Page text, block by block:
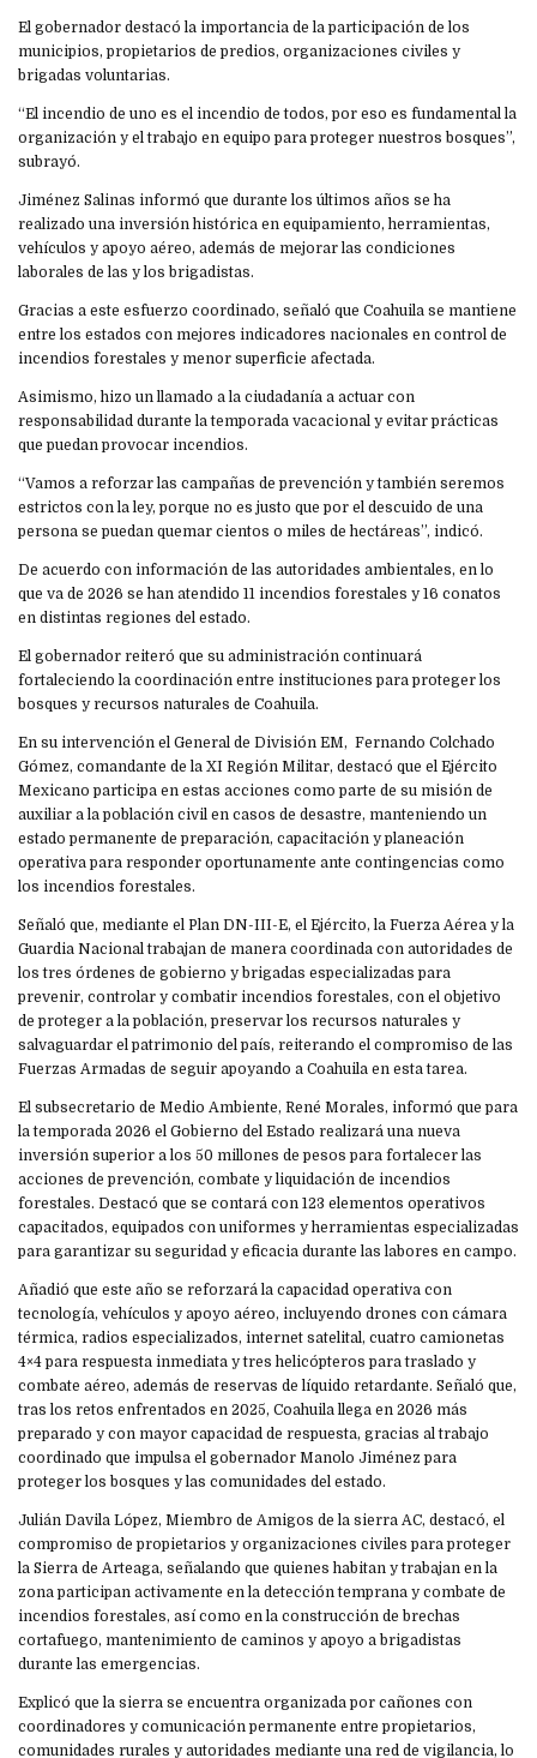
El gobernador destacó la importancia de la participación de los
municipios, propietarios de predios, organizaciones civiles y
brigadas voluntarias.
“El incendio de uno es el incendio de todos, por eso es fundamental la
organización y el trabajo en equipo para proteger nuestros bosques”,
subrayó.
Jiménez Salinas informó que durante los últimos años se ha
realizado una inversión histórica en equipamiento, herramientas,
vehículos y apoyo aéreo, además de mejorar las condiciones
laborales de las y los brigadistas.
Gracias a este esfuerzo coordinado, señaló que Coahuila se mantiene
entre los estados con mejores indicadores nacionales en control de
incendios forestales y menor superficie afectada.
Asimismo, hizo un llamado a la ciudadanía a actuar con
responsabilidad durante la temporada vacacional y evitar prácticas
que puedan provocar incendios.
“Vamos a reforzar las campañas de prevención y también seremos
estrictos con la ley, porque no es justo que por el descuido de una
persona se puedan quemar cientos o miles de hectáreas”, indicó.
De acuerdo con información de las autoridades ambientales, en lo
que va de 2026 se han atendido 11 incendios forestales y 16 conatos
en distintas regiones del estado.
El gobernador reiteró que su administración continuará
fortaleciendo la coordinación entre instituciones para proteger los
bosques y recursos naturales de Coahuila.
En su intervención el General de División EM, Fernando Colchado
Gómez, comandante de la XI Región Militar, destacó que el Ejército
Mexicano participa en estas acciones como parte de su misión de
auxiliar a la población civil en casos de desastre, manteniendo un
estado permanente de preparación, capacitación y planeación
operativa para responder oportunamente ante contingencias como
los incendios forestales.
Señaló que, mediante el Plan DN-III-E, el Ejército, la Fuerza Aérea y la
Guardia Nacional trabajan de manera coordinada con autoridades de
los tres órdenes de gobierno y brigadas especializadas para
prevenir, controlar y combatir incendios forestales, con el objetivo
de proteger a la población, preservar los recursos naturales y
salvaguardar el patrimonio del país, reiterando el compromiso de las
Fuerzas Armadas de seguir apoyando a Coahuila en esta tarea.
El subsecretario de Medio Ambiente, René Morales, informó que para
la temporada 2026 el Gobierno del Estado realizará una nueva
inversión superior a los 50 millones de pesos para fortalecer las
acciones de prevención, combate y liquidación de incendios
forestales. Destacó que se contará con 123 elementos operativos
capacitados, equipados con uniformes y herramientas especializadas
para garantizar su seguridad y eficacia durante las labores en campo.
Añadió que este año se reforzará la capacidad operativa con
tecnología, vehículos y apoyo aéreo, incluyendo drones con cámara
térmica, radios especializados, internet satelital, cuatro camionetas
4×4 para respuesta inmediata y tres helicópteros para traslado y
combate aéreo, además de reservas de líquido retardante. Señaló que,
tras los retos enfrentados en 2025, Coahuila llega en 2026 más
preparado y con mayor capacidad de respuesta, gracias al trabajo
coordinado que impulsa el gobernador Manolo Jiménez para
proteger los bosques y las comunidades del estado.
Julián Davila López, Miembro de Amigos de la sierra AC, destacó, el
compromiso de propietarios y organizaciones civiles para proteger
la Sierra de Arteaga, señalando que quienes habitan y trabajan en la
zona participan activamente en la detección temprana y combate de
incendios forestales, así como en la construcción de brechas
cortafuego, mantenimiento de caminos y apoyo a brigadistas
durante las emergencias.
Explicó que la sierra se encuentra organizada por cañones con
coordinadores y comunicación permanente entre propietarios,
comunidades rurales y autoridades mediante una red de vigilancia, lo